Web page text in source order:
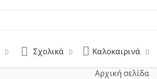
Σχολικά Καλοκαιρινά
Αρχική σελίδα -